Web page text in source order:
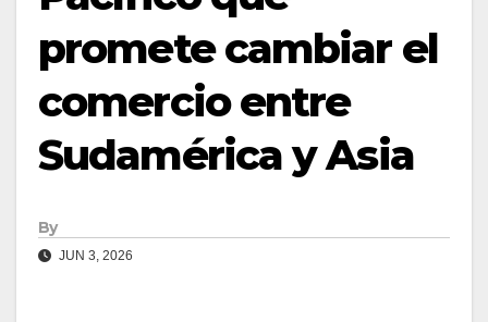
promete cambiar el
comercio entre
Sudamérica y Asia
By
JUN 3, 2026